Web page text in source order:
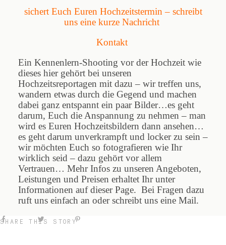
sichert Euch Euren Hochzeitstermin – schreibt
uns eine kurze Nachricht
Kontakt
Ein Kennenlern-Shooting vor der Hochzeit wie
dieses hier gehört bei unseren
Hochzeitsreportagen mit dazu – wir treffen uns,
wandern etwas durch die Gegend und machen
dabei ganz entspannt ein paar Bilder…es geht
darum, Euch die Anspannung zu nehmen – man
wird es Euren Hochzeitsbildern dann ansehen…
es geht darum unverkrampft und locker zu sein –
wir möchten Euch so fotografieren wie Ihr
wirklich seid – dazu gehört vor allem
Vertrauen… Mehr Infos zu unseren Angeboten,
Leistungen und Preisen erhaltet Ihr unter
Informationen auf dieser Page. Bei Fragen dazu
ruft uns einfach an oder schreibt uns eine Mail.
SHARE THIS STORY